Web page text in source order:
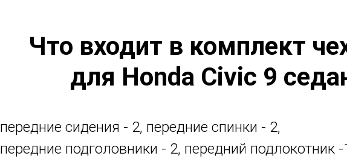
Что входит в комплект
для Honda Civic 9
передние сидения - 2, передние спинки - 2,
передние подголовники - 2, передний подлокотник -